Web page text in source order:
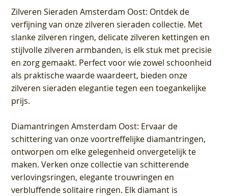
Zilveren Sieraden Amsterdam Oost: Ontdek de
verfijning van onze zilveren sieraden collectie. Met
slanke zilveren ringen, delicate zilveren kettingen en
stijlvolle zilveren armbanden, is elk stuk met precisie
en zorg gemaakt. Perfect voor wie zowel schoonheid
als praktische waarde waardeert, bieden onze
zilveren sieraden elegantie tegen een toegankelijke
prijs.
Diamantringen Amsterdam Oost: Ervaar de
schittering van onze voortreffelijke diamantringen,
ontworpen om elke gelegenheid onvergetelijk te
maken. Verken onze collectie van schitterende
verlovingsringen, elegante trouwringen en
verbluffende solitaire ringen. Elk diamant is